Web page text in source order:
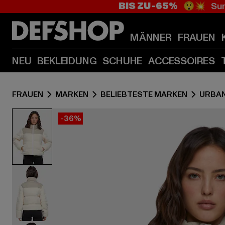
BIS ZU -65% 😲💥
MÄNNER FRAUEN
NEU BEKLEIDUNG SCHUHE ACCESSOIRES
FRAUEN MARKEN BELIEBTESTE MARKEN
-36%